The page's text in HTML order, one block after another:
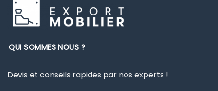
QUI SOMMES NOUS ?
Devis et conseils rapides par nos experts !